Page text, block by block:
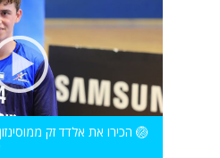
🏐 הכירו את אלדד זק